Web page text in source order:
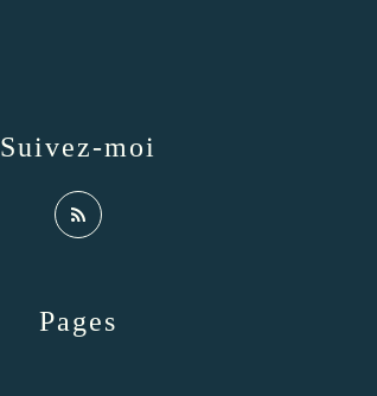
Pages
Suivez-moi